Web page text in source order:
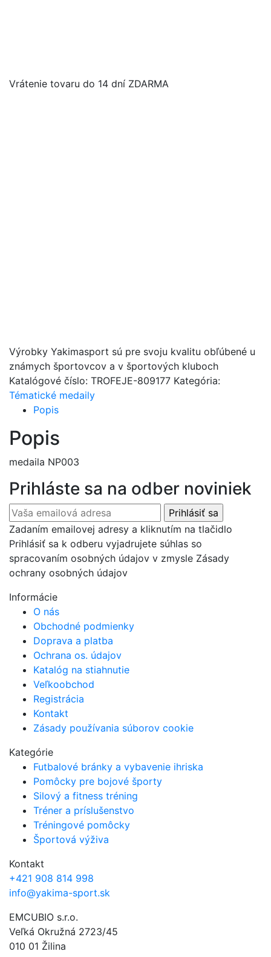
Vrátenie tovaru do 14 dní ZDARMA
Výrobky Yakimasport sú pre svoju kvalitu obľúbené u
známych športovcov a v športových kluboch
Katalógové číslo: TROFEJE-809177 Kategória:
Tématické medaily
Popis
Popis
medaila NP003
Prihláste sa na odber noviniek
Zadaním emailovej adresy a kliknutím na tlačidlo
Prihlásiť sa k odberu vyjadrujete súhlas so
spracovaním osobných údajov v zmysle Zásady
ochrany osobných údajov
Informácie
O nás
Obchodné podmienky
Doprava a platba
Ochrana os. údajov
Katalóg na stiahnutie
Veľkoobchod
Registrácia
Kontakt
Zásady používania súborov cookie
Kategórie
Futbalové bránky a vybavenie ihriska
Pomôcky pre bojové športy
Silový a fitness tréning
Tréner a príslušenstvo
Tréningové pomôcky
Športová výživa
Kontakt
+421 908 814 998
info@yakima-sport.sk
EMCUBIO s.r.o.
Veľká Okružná 2723/45
010 01 Žilina